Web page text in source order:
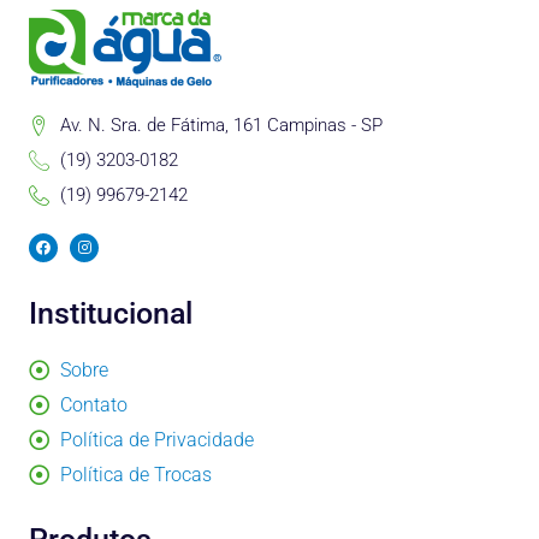
Av. N. Sra. de Fátima, 161 Campinas - SP
(19) 3203-0182
(19) 99679-2142
F
a
c
o
o
I
n
s
g
r
Institucional
Sobre
Contato
Política de Privacidade
Política de Trocas